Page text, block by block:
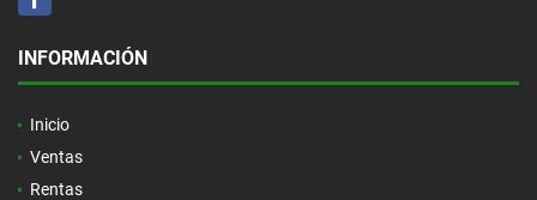
INFORMACIÓN
Inicio
Ventas
Rentas